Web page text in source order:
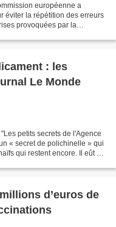
européenne a
éviter la répétition des erreurs
provoquées par la
: les
Le Monde
petits secrets de l'Agence
« secret de polichinelle » qui
qui restent encore. Il eût en
d’euros de